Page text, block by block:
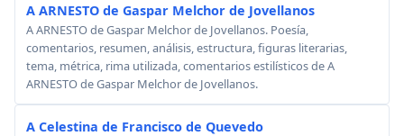
A ARNESTO de Gaspar Melchor de Jovellanos
A ARNESTO de Gaspar Melchor de Jovellanos. Poesía,
comentarios, resumen, análisis, estructura, figuras literarias,
tema, métrica, rima utilizada, comentarios estilísticos de A
ARNESTO de Gaspar Melchor de Jovellanos.
A Celestina de Francisco de Quevedo